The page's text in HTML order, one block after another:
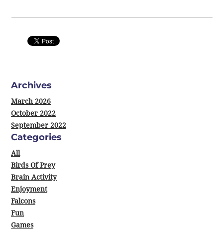
Archives
March 2026
October 2022
September 2022
Categories
All
Birds Of Prey
Brain Activity
Enjoyment
Falcons
Fun
Games